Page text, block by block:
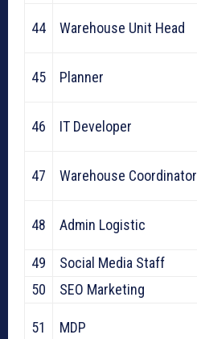
44 Warehouse Unit Head
45 Planner
46 IT Developer
47 Warehouse Coordinator
48 Admin Logistic
49
Social Media Staff
50
SEO Marketing
51 MDP